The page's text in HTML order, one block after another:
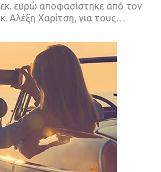
ευρώ αποφασίστηκε από τον
Αλέξη Χαρίτση, για τους…